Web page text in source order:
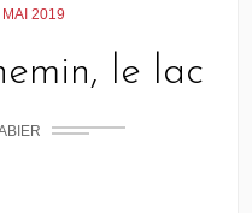
2019
le lac